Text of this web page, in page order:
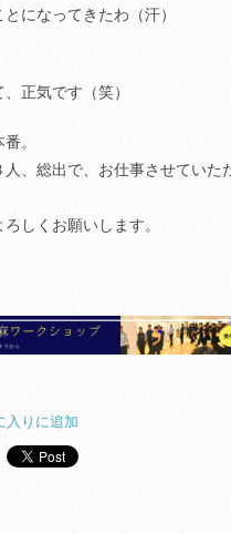
とになってきたわ（汗）
正気です（笑）
。
人、総出で、お仕事させていた
ろしくお願いします。
入りに追加